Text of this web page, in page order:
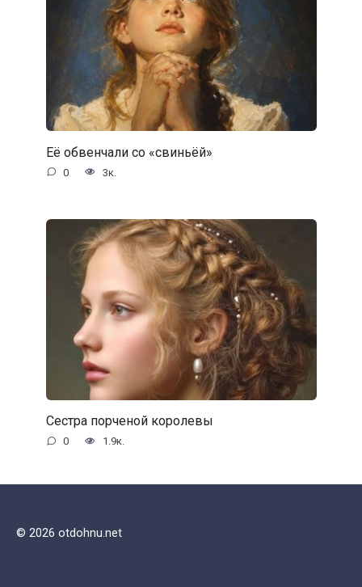
Её обвенчали со «свиньёй»
0 3к.
Сестра порченой королевы
0 1.9к.
© 2026 otdohnu.net